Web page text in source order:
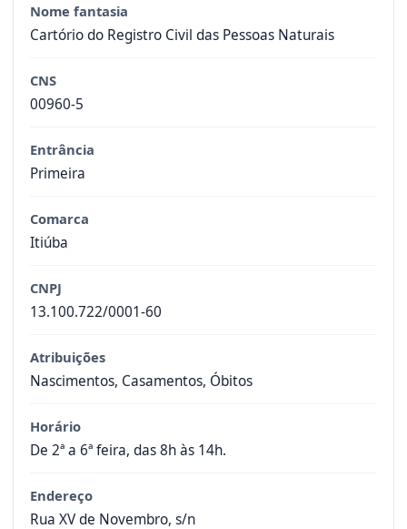
Nome fantasia
Cartório do Registro Civil das Pessoas Naturais
CNS
00960-5
Entrância
Primeira
Comarca
Itiúba
CNPJ
13.100.722/0001-60
Atribuições
Nascimentos, Casamentos, Óbitos
Horário
De 2ª a 6ª feira, das 8h às 14h.
Endereço
Rua XV de Novembro, s/n